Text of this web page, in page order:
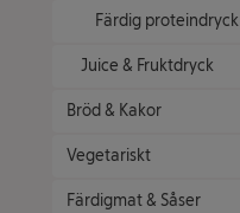
Färdig proteindryck
Juice & Fruktdryck
Bröd & Kakor
Vegetariskt
Färdigmat & Såser